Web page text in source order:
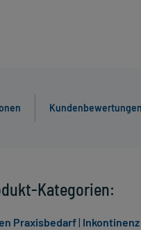
Kundenbewertungen
Kategorien:
Praxisbedarf|